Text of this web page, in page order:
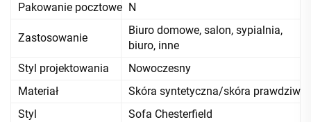
Pakowanie pocztowe N
Zastosowanie
Biuro domowe, salon, sypialnia,
biuro, inne
Styl projektowania
Nowoczesny
Materiał
Skóra syntetyczna/skóra prawdziwa
Styl
Sofa Chesterfield